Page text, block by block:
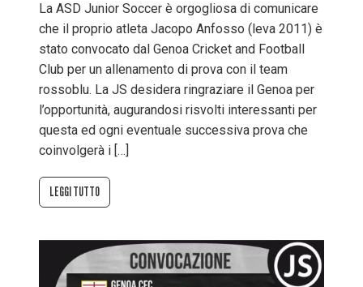
La ASD Junior Soccer è orgogliosa di comunicare
che il proprio atleta Jacopo Anfosso (leva 2011) è
stato convocato dal Genoa Cricket and Football
Club per un allenamento di prova con il team
rossoblu. La JS desidera ringraziare il Genoa per
l’opportunità, augurandosi risvolti interessanti per
questa ed ogni eventuale successiva prova che
coinvolgerà i […]
LEGGI TUTTO